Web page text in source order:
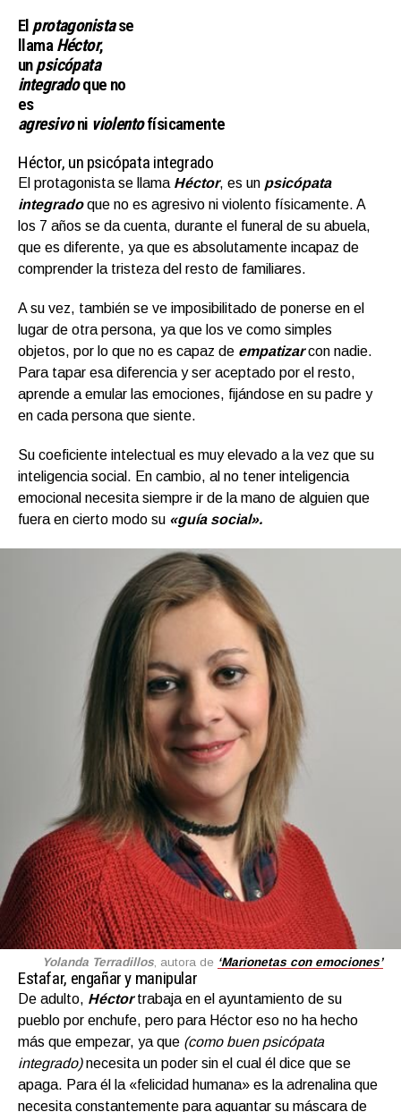
El protagonista se
llamaHéctor,
unpsicópata
integradoque no
es
agresivoni violentofísicamente
Héctor, un psicópata integrado
El protagonista se llama Héctor, es un psicópata
integradoque no es agresivo ni violento físicamente. A
los 7 años se da cuenta, durante el funeral de su abuela,
que es diferente, ya que es absolutamente incapaz de
comprender la tristeza del resto de familiares.
A su vez, también se ve imposibilitado de ponerse en el
lugar de otra persona, ya que los ve como simples
objetos, por lo que no es capaz de empatizarcon nadie.
Para tapar esa diferencia y ser aceptado por el resto,
aprende a emular las emociones, fijándose en su padre y
en cada persona que siente.
Su coeficiente intelectual es muy elevado a la vez que su
inteligencia social. En cambio, al no tener inteligencia
emocional necesita siempre ir de la mano de alguien que
fuera en cierto modo su «guía social».
Yolanda Terradillos , autora de ‘Marionetas con emociones’
Estafar, engañar y manipular
De adulto, Héctortrabaja en el ayuntamiento de su
pueblo por enchufe, pero para Héctor eso no ha hecho
más que empezar, ya que (como buen psicópata
integrado)necesita un poder sin el cual él dice que se
apaga. Para él la «felicidad humana» es la adrenalina que
necesita constantemente para aguantar su máscara de